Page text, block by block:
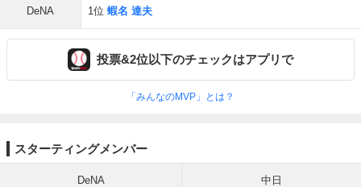
DeNA 1位 蝦名 達夫
投票&2位以下のチェックはアプリで
「みんなのMVP」とは？
スターティングメンバー
DeNA 中日